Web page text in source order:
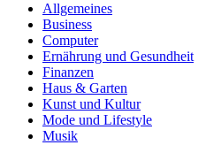
Allgemeines
Business
Computer
Ernährung und Gesundheit
Finanzen
Haus & Garten
Kunst und Kultur
Mode und Lifestyle
Musik